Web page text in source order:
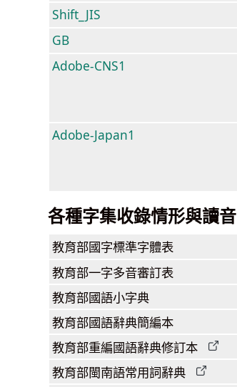
Shift_JIS
GB
Adobe-CNS1
Adobe-Japan1
各種字集收錄情形與讀音
教育部國字標準字體表
教育部一字多音審訂表
教育部國語小字典
教育部國語辭典簡編本
教育部重編國語辭典修訂本
教育部閩南語常用詞辭典